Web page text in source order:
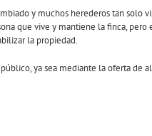
y muchos herederos tan solo
que vive y mantiene la finca, pero
la propiedad.
ya sea mediante la oferta de